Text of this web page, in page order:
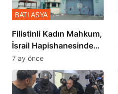
Filistinli Kadın Mahkum,
İsrail Hapishanesindeki
Zulmü Anlattı
BATI ASYA
7 ay önce